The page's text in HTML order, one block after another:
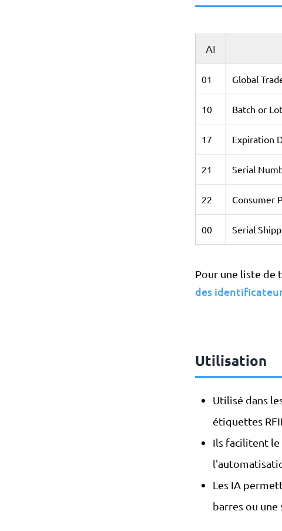
AI
01 Global
10 Batch or
17 Expiration
21 Serial
22 Consumer
00 Serial
Pour une liste de
des
Utilisation
Utilisé dans
étiquettes
Ils facilitent le
Les IA
barres ou